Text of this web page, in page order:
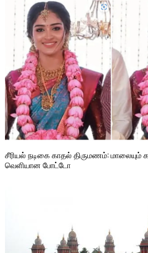
சீரியல் நடிகை காதல் திருமணம்: மாலையும்
வெளியான போட்டோ